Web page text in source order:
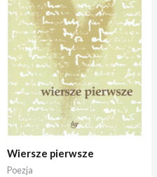
Wiersze pierwsze
Poezja